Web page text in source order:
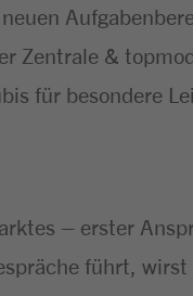
Zentrale &
für besondere
– erster
führt,